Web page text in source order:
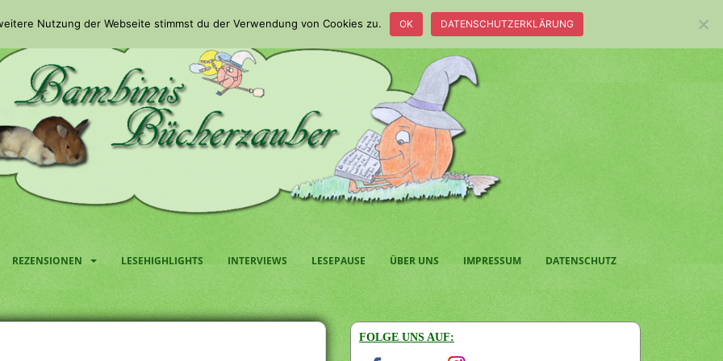
REZENSIONEN LESEHIGHLIGHTS INTERVIEWS LESEPAUSE ÜBER UNS IMPRESSUM DATENSCHUTZ
FOLGE UNS AUF:
Nutzung der Webseite stimmst du der Verwendung von Cookies zu. OK DATENSCHUTZERKLÄRUNG